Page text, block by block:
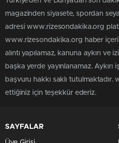
magazinden siyasete, spordan
adresi www.rizesondakika.org
www.rizesondakika.org haber
alıntı yapılamaz, kanuna aykırı ve
başka yerde yayınlanamaz. Aykırı
başvuru hakkı saklı
ettiğiniz için teşekkür ederiz.
SAYFALAR